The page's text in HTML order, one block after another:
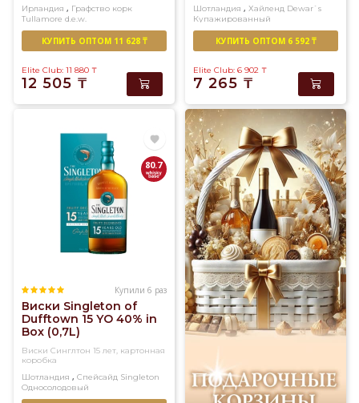
Ирландия , Графство корк
Tullamore d.e.w.
Купажированный
КУПИТЬ ОПТОМ 11 628 ₸
Elite Club: 11 880 ₸
12 505 ₸
Шотландия , Хайленд Dewar`s
Купажированный
КУПИТЬ ОПТОМ 6 592 ₸
Elite Club: 6 902 ₸
7 265 ₸
80.7
Купили 6 раз
Виски Singleton of
Dufftown 15 YO 40% in
Box (0,7L)
Виски Синглтон 15 лет, картонная
коробка
Шотландия , Спейсайд Singleton
Односолодовый